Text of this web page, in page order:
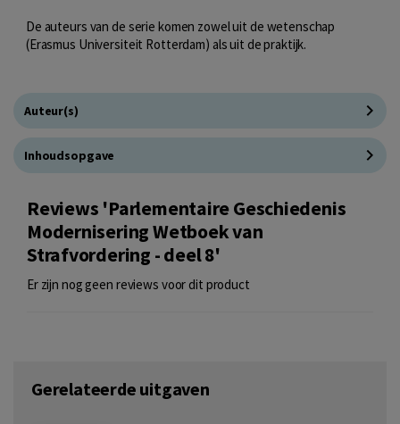
De auteurs van de serie komen zowel uit de wetenschap
(Erasmus Universiteit Rotterdam) als uit de praktijk.
Auteur(s)
Inhoudsopgave
Reviews 'Parlementaire Geschiedenis
Modernisering Wetboek van
Strafvordering - deel 8'
Er zijn nog geen reviews voor dit product
Gerelateerde uitgaven